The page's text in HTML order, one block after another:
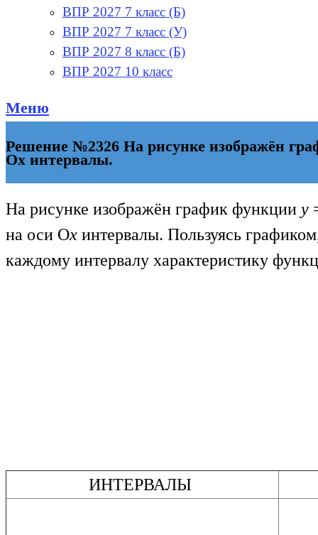
ВПР 2027 7 класс (Б)
ВПР 2027 7 класс (У)
ВПР 2027 8 класс (Б)
ВПР 2027 10 класс
Меню
Решение №2326 На рисунке изображён
Ох интервалы.
На рисунке изображён график функции y
на оси Ох интервалы. Пользуясь
каждому интервалу характеристику
ИНТЕРВАЛЫ